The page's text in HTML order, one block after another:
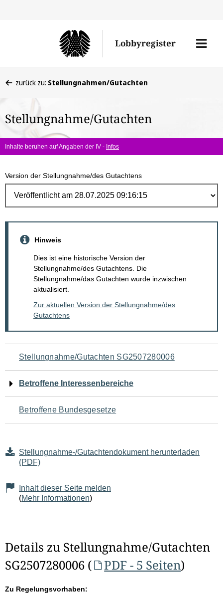
Lobbyregister
Menü
befinden
hier:
zurück zu: Stellungnahmen/Gutachten
Stellungnahme/Gutachten
Inhalte beruhen auf Angaben der IV - Infos
Version der Stellungnahme/des Gutachtens
Hinweis
Dies ist eine historische Version der
Stellungnahme/des Gutachtens. Die
Stellungnahme/das Gutachten wurde inzwischen
aktualisiert.
Zur aktuellen Version der Stellungnahme/des
Gutachtens
Navigation
für
den
Seiteninhalt
Stellungnahme/Gutachten SG2507280006
Betroffene Interessenbereiche
Betroffene Bundesgesetze
Stellungnahme-/Gutachtendokument herunterladen
(PDF)
Inhalt dieser Seite melden
(Mehr Informationen)
Details zu Stellungnahme/Gutachten
SG2507280006 (
PDF - 5 Seiten)
Zu Regelungsvorhaben: